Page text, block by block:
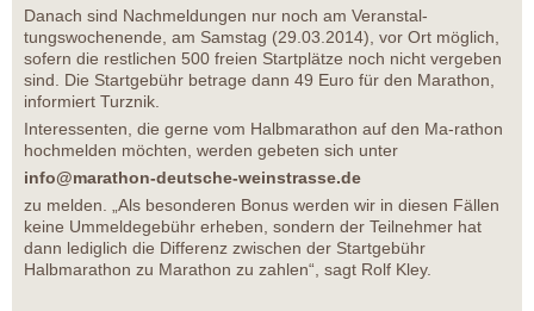
Danach sind Nachmeldungen nur noch am Veranstal-
tungswochenende, am Samstag (29.03.2014), vor Ort möglich,
sofern die restlichen 500 freien Startplätze noch nicht vergeben
sind. Die Startgebühr betrage dann 49 Euro für den Marathon,
informiert Turznik.
Interessenten, die gerne vom Halbmarathon auf den Ma-rathon
hochmelden möchten, werden gebeten sich unter
info@marathon-deutsche-weinstrasse.de
zu melden. „Als besonderen Bonus werden wir in diesen Fällen
keine Ummeldegebühr erheben, sondern der Teilnehmer hat
dann lediglich die Differenz zwischen der Startgebühr
Halbmarathon zu Marathon zu zahlen“, sagt Rolf Kley.